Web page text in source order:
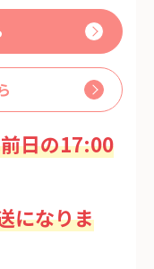
日の17:00
になりま